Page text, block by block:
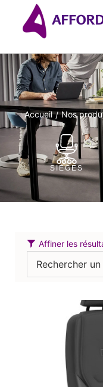
Accueil / Nos
SIÈGES
Affiner les